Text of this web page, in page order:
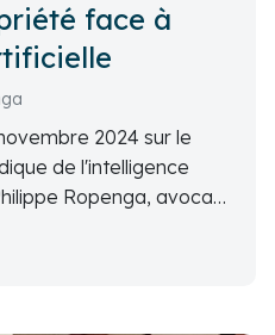
face à
2024 sur le
de l'intelligence
Ropenga, avocat
ses